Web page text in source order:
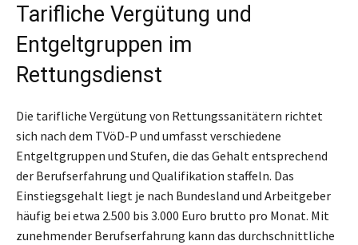
Tarifliche Vergütung und
Entgeltgruppen im
Rettungsdienst
Die tarifliche Vergütung von Rettungssanitätern richtet
sich nach dem TVöD-P und umfasst verschiedene
Entgeltgruppen und Stufen, die das Gehalt entsprechend
der Berufserfahrung und Qualifikation staffeln. Das
Einstiegsgehalt liegt je nach Bundesland und Arbeitgeber
häufig bei etwa 2.500 bis 3.000 Euro brutto pro Monat. Mit
zunehmender Berufserfahrung kann das durchschnittliche